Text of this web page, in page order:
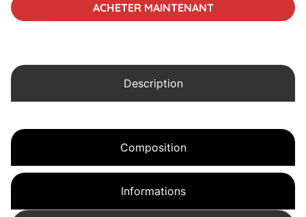
ACHETER MAINTENANT
Description
Composition
Informations